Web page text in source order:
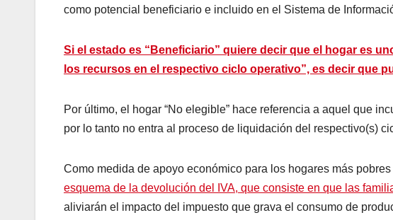
como potencial beneficiario e incluido en el Sistema de
Si el estado es “Beneficiario” quiere decir que el hogar es
los recursos en el respectivo ciclo operativo”, es decir que
Por último, el hogar “No elegible” hace referencia a aquel que
por lo tanto no entra al proceso de liquidación del respectivo(s)
Como medida de apoyo económico para los hogares más pobres
esquema de la devolución del IVA, que consiste en que las
aliviarán el impacto del impuesto que grava el consumo de